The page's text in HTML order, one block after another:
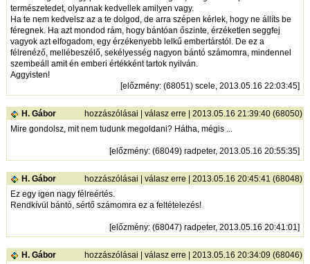
természetedet, olyannak kedvellek amilyen vagy.
Ha te nem kedvelsz az a te dolgod, de arra szépen kérlek, hogy ne állíts be
féregnek. Ha azt mondod rám, hogy bántóan őszinte, érzéketlen seggfej
vagyok azt elfogadom, egy érzékenyebb lelkű embertárstól. De ez a
félrenéző, mellébeszélő, sekélyesség nagyon bántó számomra, mindennel
szembeáll amit én emberi értékként tartok nyilván.
Aggyisten!
[előzmény: (68051) scele, 2013.05.16 22:03:45]
H. Gábor hozzászólásai |válasz erre | 2013.05.16 21:39:40 (68050)
Mire gondolsz, mit nem tudunk megoldani? Hátha, mégis ...
[előzmény: (68049) radpeter, 2013.05.16 20:55:35]
H. Gábor hozzászólásai |válasz erre | 2013.05.16 20:45:41 (68048)
Ez egy igen nagy félreértés.
Rendkívül bántó, sértő számomra ez a feltételezés!
[előzmény: (68047) radpeter, 2013.05.16 20:41:01]
H. Gábor hozzászólásai |válasz erre | 2013.05.16 20:34:09 (68046)